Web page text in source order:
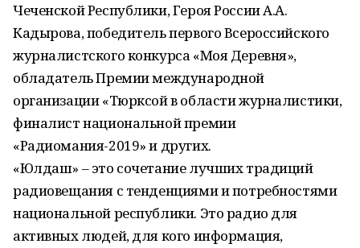
Чеченской Республики, Героя России А.А.
Кадырова, победитель первого Всероссийского
журналистского конкурса «Моя Деревня»,
обладатель Премии международной
организации «Тюрксой в области журналистики,
финалист национальной премии
«Радиомания-2019» и других.
«Юлдаш» – это сочетание лучших традиций
радиовещания с тенденциями и потребностями
национальной республики. Это радио для
активных людей, для кого информация,